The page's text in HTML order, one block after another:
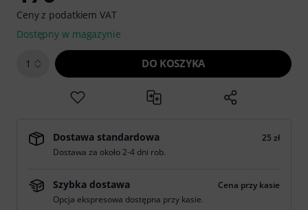
Ceny z podatkiem VAT
Dostępny w magazynie
1 DO KOSZYKA
Dostawa standardowa
25 zł
Dostawa za około 2-4 dni rob.
Szybka dostawa
Cena przy kasie
Opcja ekspresowa dostępna przy kasie.